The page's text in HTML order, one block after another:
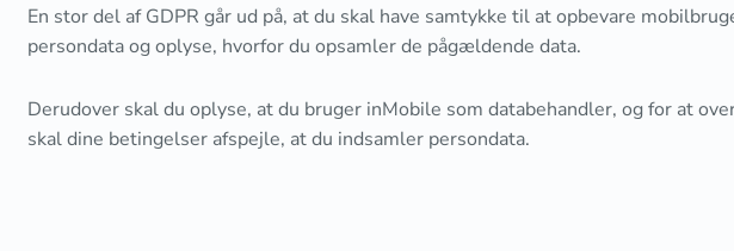
En stor del af GDPR går ud på, at du skal have samtykke til at opbevare
persondata og oplyse, hvorfor du opsamler de pågældende data.
Derudover skal du oplyse, at du bruger inMobile som databehandler, og for at
skal dine betingelser afspejle, at du indsamler persondata.